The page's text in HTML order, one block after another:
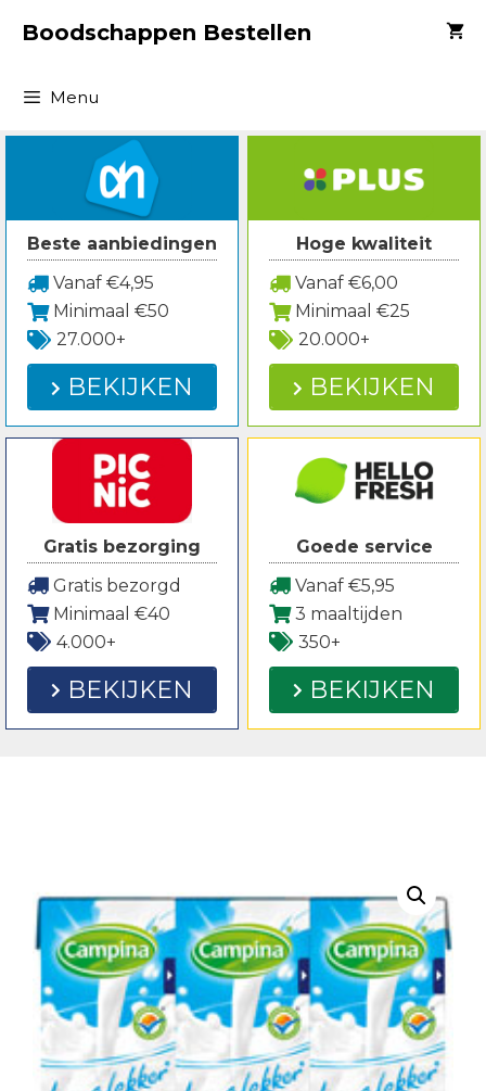
naarBoodschappen Bestellen
Menu
Beste aanbiedingen
Vanaf €4,95
Minimaal €50
27.000+
BEKIJKEN
Hoge kwaliteit
Vanaf €6,00
Minimaal €25
20.000+
BEKIJKEN
Gratis bezorging
Gratis bezorgd
Minimaal €40
4.000+
BEKIJKEN
Goede service
Vanaf €5,95
3 maaltijden
350+
BEKIJKEN